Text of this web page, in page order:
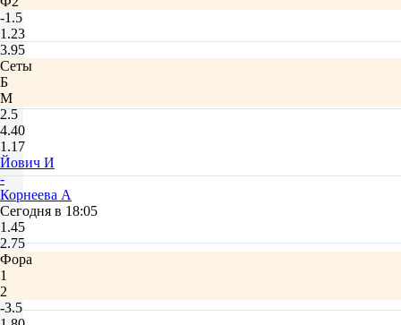
-1.5
1.23
3.95
Сеты
Б
М
2.5
4.40
1.17
Йович И
-
Корнеева А
Сегодня в 18:05
1.45
2.75
Фора
1
2
-3.5